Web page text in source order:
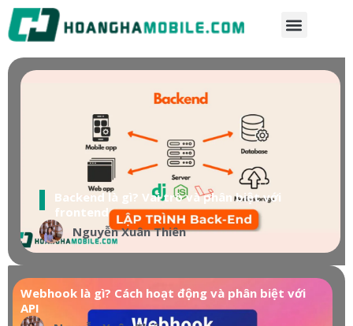
Backend là gì? Vai trò và phân biệt với
frontend
Nguyễn Xuân Thiên
Webhook là gì? Cách hoạt động và phân biệt với
API